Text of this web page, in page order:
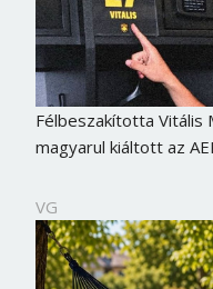
Félbeszakította Vitális
magyarul kiáltott az
VG